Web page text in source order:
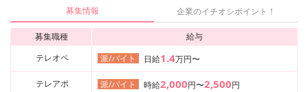
募集情報 企業のイチオシポイント！
募集職種
給与
テレオペ
派/バイト 日給1.4万円〜
テレアポ 派/バイト 時給2,000円〜2,500円